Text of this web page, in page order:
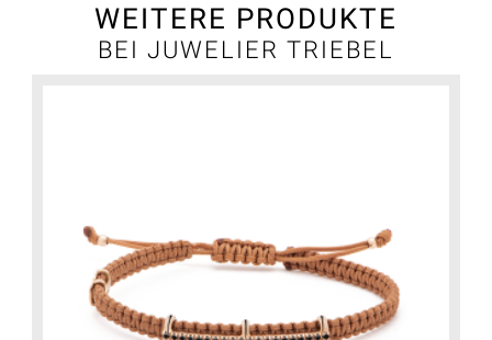
WEITERE PRODUKTE
BEI JUWELIER TRIEBEL